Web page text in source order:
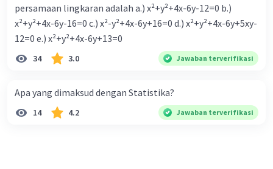
persamaan lingkaran adalah a.) x²+y²+4x-6y-12=0 b.)
x²+y²+4x-6y-16=0 c.) x²-y²+4x-6y+16=0 d.) x²+y²+4x-6y+5xy-
12=0 e.) x²+y²+4x-6y+13=0
34 3.0 Jawaban terverifikasi
Apa yang dimaksud dengan Statistika?
14 4.2 Jawaban terverifikasi